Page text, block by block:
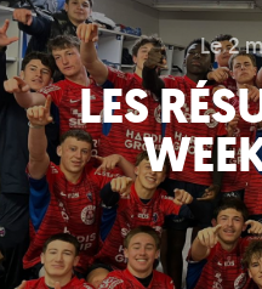
Le 2
LES